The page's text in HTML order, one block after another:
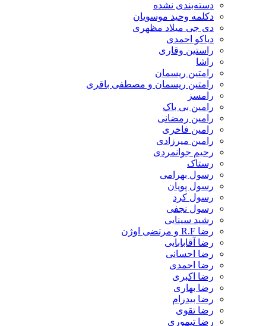
دسته‌بندی نشده
دکلمه وحید موسویان
دی جی میلاد مظهری
دیاکو احمدی
راستین وقاری
راشا
رامتین ریسمان
رامتین ریسمان و مصطفی باقری
رامسز
رامین بی باک
رامین رمضانی
رامین فاخری
رامین میرزادی
رحیم جوانمردی
رستاک
رسول بهرامی
رسول پویان
رسول کرد
رسول نجفی
رشید سینایی
رضا R.F و مرتضی اوژن
رضا آقابابایی
رضا احسانی
رضا احمدی
رضا اکبری
رضا بهاری
رضا بیدرام
رضا تقوی
رضا تیموری